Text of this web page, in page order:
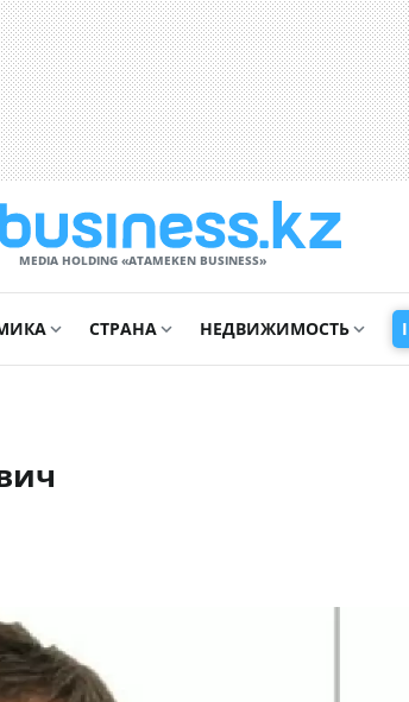
MEDIA HOLDING «ATAMEKЕN BUSINESS»
СТРАНА НЕДВИЖИМОСТЬ